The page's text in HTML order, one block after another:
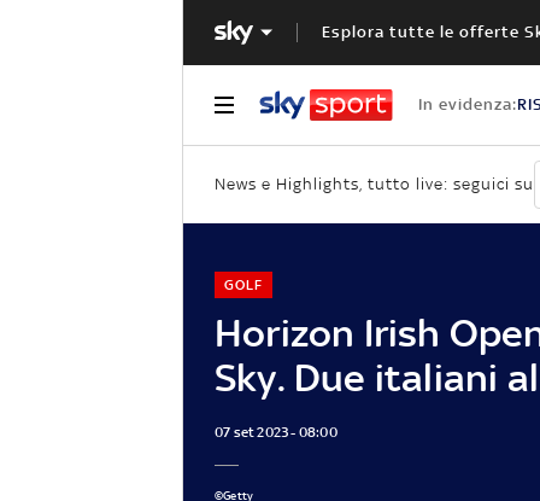
Esplora tutte le offerte
In evidenza:
News e Highlights, tutto live: seguici su
Horizon Irish
Sky. Due italiani
GOLF
07 set 2023 - 08:00
©Getty